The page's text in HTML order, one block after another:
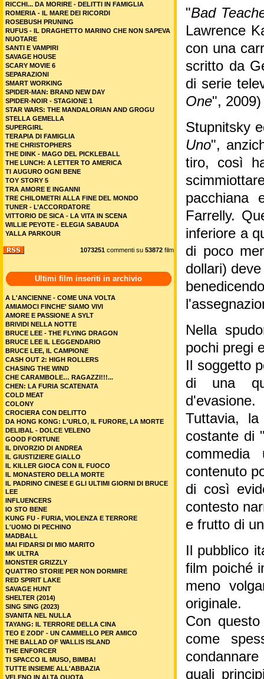
"Bad
Lawrence
con una
scritto da
di serie
One",
Stupnitsky
Uno",
tiro, così
pacchiana
Farrelly.
inferiore a
di poco
dollari)
Nella
pochi pregi
Il soggetto
di una
d'evasione.
Tuttavia,
costante di
contenuto
di così
contesto
e frutto di
Il pubblico
film poiché
meno
originale.
Con
come
quali
RICCHI... DA MORIRE - DELITTI IN FAMIGLIA
ROMERIA - IL MARE DEI RICORDI
ROSEBUSH PRUNING
RUFUS - IL DRAGHETTO MARINO CHE NON SAPEVA
NUOTARE
SANTI E VAMPIRI
SAVAGE HOUSE
SCARY MOVIE 6
SEPARAZIONI
SMART WORKING
SPIDER-MAN: BRAND NEW DAY
SPIDER-NOIR - STAGIONE 1
STAR WARS: THE MANDALORIAN AND GROGU
STELLA GEMELLA
SUPERGIRL
TERAPIA DI FAMIGLIA
THE CHRISTOPHERS
THE DINK - MAGO DEL PICKLEBALL
THE LUNCH: A LETTER TO AMERICA
TI AUGURO OGNI BENE
TOY STORY 5
TRA AMORE E INGANNI
TRE CHILOMETRI ALLA FINE DEL MONDO
TUNER - L’ACCORDATORE
VITTORIO DE SICA - LA VITA IN SCENA
WILLIE PEYOTE - ELEGIA SABAUDA
YALLA PARKOUR
1073251 commenti su 53872 film
Ultimi film inseriti in archivio
A L'ANCIENNE - COME UNA VOLTA
AMIAMOCI FINCHE' SIAMO VIVI
AMORE E PASSIONE A SYLT
BRIVIDI NELLA NOTTE
BRUCE LEE - THE FLYING DRAGON
BRUCE LEE IL LEGGENDARIO
BRUCE LEE, IL CAMPIONE
CASH OUT 2: HIGH ROLLERS
CHASING THE WIND
CHE CARAMBOLE… RAGAZZI!!!...
CHEN: LA FURIA SCATENATA
COLD MEAT
COLONY
CROCIERA CON DELITTO
DA HONG KONG: L'URLO, IL FURORE, LA MORTE
DELIBAL - DOLCE VELENO
GOOD FORTUNE
IL DIVORZIO DI ANDREA
IL GIUSTIZIERE GIALLO
IL KILLER GIOCA CON IL FUOCO
IL MONASTERO DELLA MORTE
IL PADRINO CINESE E GLI ULTIMI GIORNI DI BRUCE
LEE
INFLUENCERS
IO STO BENE
KUNG FU - FURIA, VIOLENZA E TERRORE
L'UOMO DI PECHINO
MADBALL
MAI FIDARSI DI MIO MARITO
MK ULTRA
MONSTER GRIZZLY
QUATTRO STORIE PER NON DORMIRE
RED SPIRIT LAKE
SAVAGE HUNT
SHELTER (2014)
SING SING (2023)
SVANITA NEL NULLA
TAYANG: IL TERRORE DELLA CINA
TEO E ZODI' - UN CAMMELLO PER AMICO
THE BALLAD OF WALLIS ISLAND
THE ENFORCER
TI SPACCO IL MUSO, BIMBA!
TUTTE INSIEME ALL'ABBAZIA
VELENO IN ALTA QUOTA